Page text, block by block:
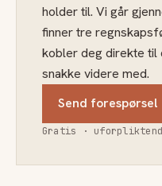
holder til. Vi går
finner tre
kobler deg direkte til
snakke videre med.
Send
Gratis ·